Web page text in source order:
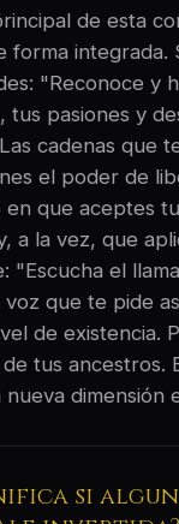
de esta
forma integrada.
"Reconoce y
tus pasiones y
cadenas que
el poder de
en que aceptes
a la vez, que
"Escucha el
voz que te pide
de existencia.
tus ancestros.
nueva dimensión
si